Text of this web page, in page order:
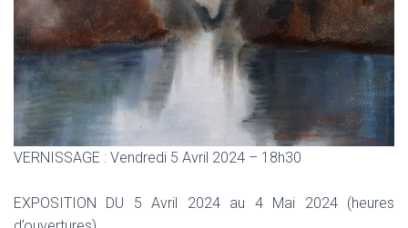
VERNISSAGE : Vendredi 5 Avril 2024 – 18h30
EXPOSITION DU 5 Avril 2024 au 4 Mai 2024 (heures